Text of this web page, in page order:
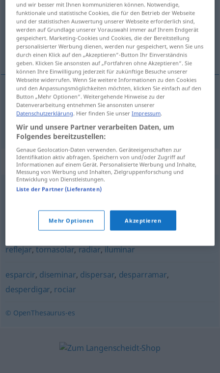
Übersicht aller Übersetzungen
(Für mehr Details die Übersetzung anklicken/antippen)
ausstrahlen, bestrahlen
ausstrahlen irradiartb FIG
bestrahlen irradiartb MED
Synonyme für "irradiar"
radiar,emitir,radiodifundir
,brillar,relumbrar resplandecer
reflejar,tornasolar,radiar,iluminar
esparcir, diseminar, dispersar, desparramar,
desperdigar, rociar
© OpenThesaurus-es
und wir besser mit Ihnen kommunizieren können. Notwendige,
funktionale und statistische Cookies, die für den Betrieb der Webseite
und der statistischen Auswertung unserer Webseite erforderlich sind,
werden auf Grundlage unserer Vorauswahl immer auf Ihrem Endgerät
gespeichert. Marketing-Cookies und Cookies, die der Bereitstellung
personalisierter Werbung dienen, werden nur gespeichert, wenn Sie uns
durch einen Klick auf den „Akzeptieren“-Button Ihr Einverständnis
geben. Klicken Sie ansonsten auf „Fortfahren ohne Akzeptieren“. Sie
können Ihre Einwilligung jederzeit für zukünftige Besuche unserer
Webseite widerrufen. Wenn Sie weitere Informationen zu den Cookies
und den Anpassungsmöglichkeiten möchten, klicken Sie einfach auf den
Button „Mehr Optionen“. Weitergehende Hinweise zu der
Datenverarbeitung entnehmen Sie ansonsten unserer
Datenschutzerklärung. Hier finden Sie unserImpressum.
Wir und unsere Partner verarbeiten Daten, um
Folgendes bereitzustellen:
Genaue Geolocation-Daten verwenden. Geräteeigenschaften zur
Identifikation aktiv abfragen. Speichern von und/oder Zugriff auf
Informationen auf einem Gerät. Personalisierte Werbung und Inhalte,
Messung von Werbung und Inhalten, Zielgruppenforschung und
Entwicklung von Dienstleistungen.
Liste der Partner (Lieferanten)
Mehr Optionen Akzeptieren